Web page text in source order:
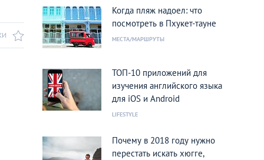
Когда пляж надоел: что
посмотреть в Пхукет-тауне
МЕСТА/МАРШРУТЫ
ТОП-10 приложений для
изучения английского языка
для iOS и Android
LIFESTYLE
Почему в 2018 году нужно
перестать искать хюгге,